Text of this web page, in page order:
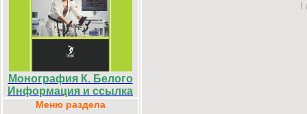
Монография К. Белого
Информация и ссылка
Меню раздела
|